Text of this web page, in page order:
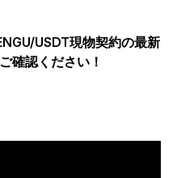
USDT現物契約の最新
確認ください！